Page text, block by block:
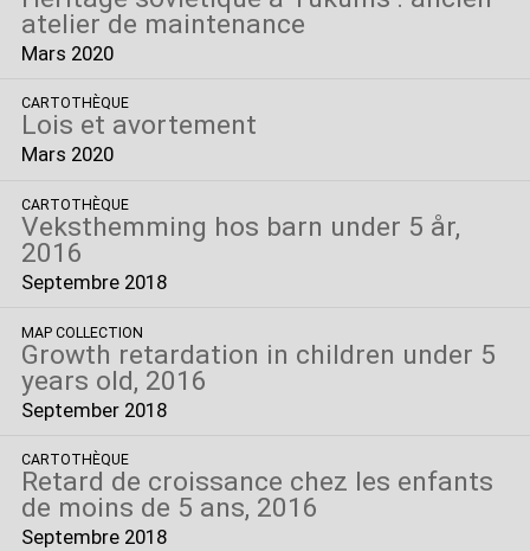
atelier de maintenance
Mars 2020
CARTOTHÈQUE
Lois et avortement
Mars 2020
CARTOTHÈQUE
Veksthemming hos barn under 5 år,
2016
Septembre 2018
MAP COLLECTION
Growth retardation in children under 5
years old, 2016
September 2018
CARTOTHÈQUE
Retard de croissance chez les enfants
de moins de 5 ans, 2016
Septembre 2018